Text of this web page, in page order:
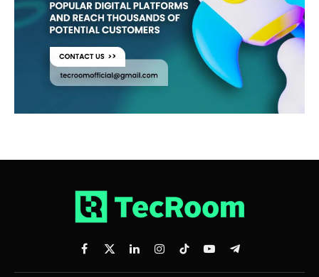
Facebook
X
(Twitter)
LinkedInInstagram
TikTokYouTubeTelegram